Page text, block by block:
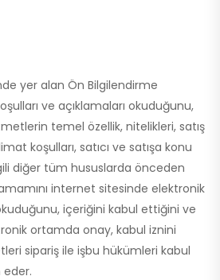
yer alan Ön Bilgilendirme
ve açıklamaları okuduğunu,
temel özellik, nitelikleri, satış
koşulları, satıcı ve satışa konu
diğer tüm hususlarda önceden
internet sitesinde elektronik
içeriğini kabul ettiğini ve
ortamda onay, kabul iznini
sipariş ile işbu hükümleri kabul